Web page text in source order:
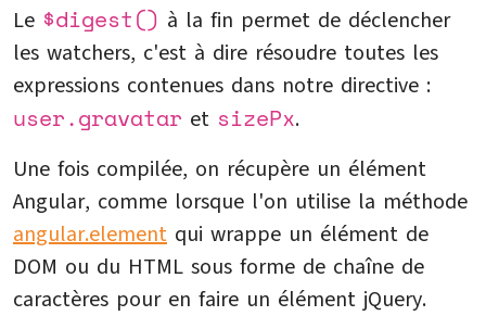
Le $digest() à la fin permet de déclencher
les watchers, c'est à dire résoudre toutes les
expressions contenues dans notre directive :
user.gravatar et sizePx.
Une fois compilée, on récupère un élément
Angular, comme lorsque l'on utilise la méthode
angular.element qui wrappe un élément de
DOM ou du HTML sous forme de chaîne de
caractères pour en faire un élément jQuery.